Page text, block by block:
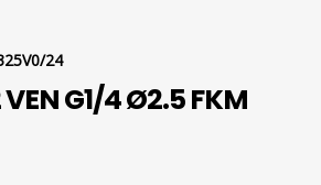
24
G1/4 Ø2.5 FKM